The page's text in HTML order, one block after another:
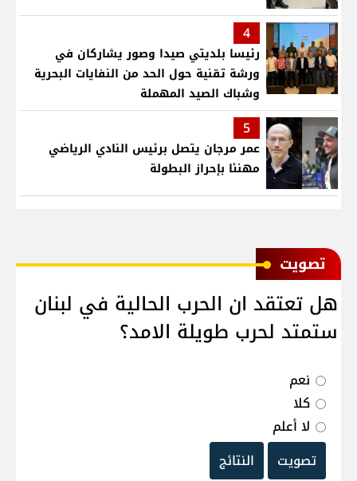
4
رئيسا بلديتي صيدا وصور يشاركان في
ورشة تقنية حول الحد من النفايات البحرية
وشباك الصيد المهملة
5
عمر مرجان يتصل برئيس النادي الرياضي
مهنئا بإحراز البطولة
ﺗﺼﻮﻳﺖ
هل تعتقد ان الحرب الحالية في لبنان
ستمتد لحرب طويلة الامد؟
نعم
كلا
لا أعلم
تصويت
النتائج